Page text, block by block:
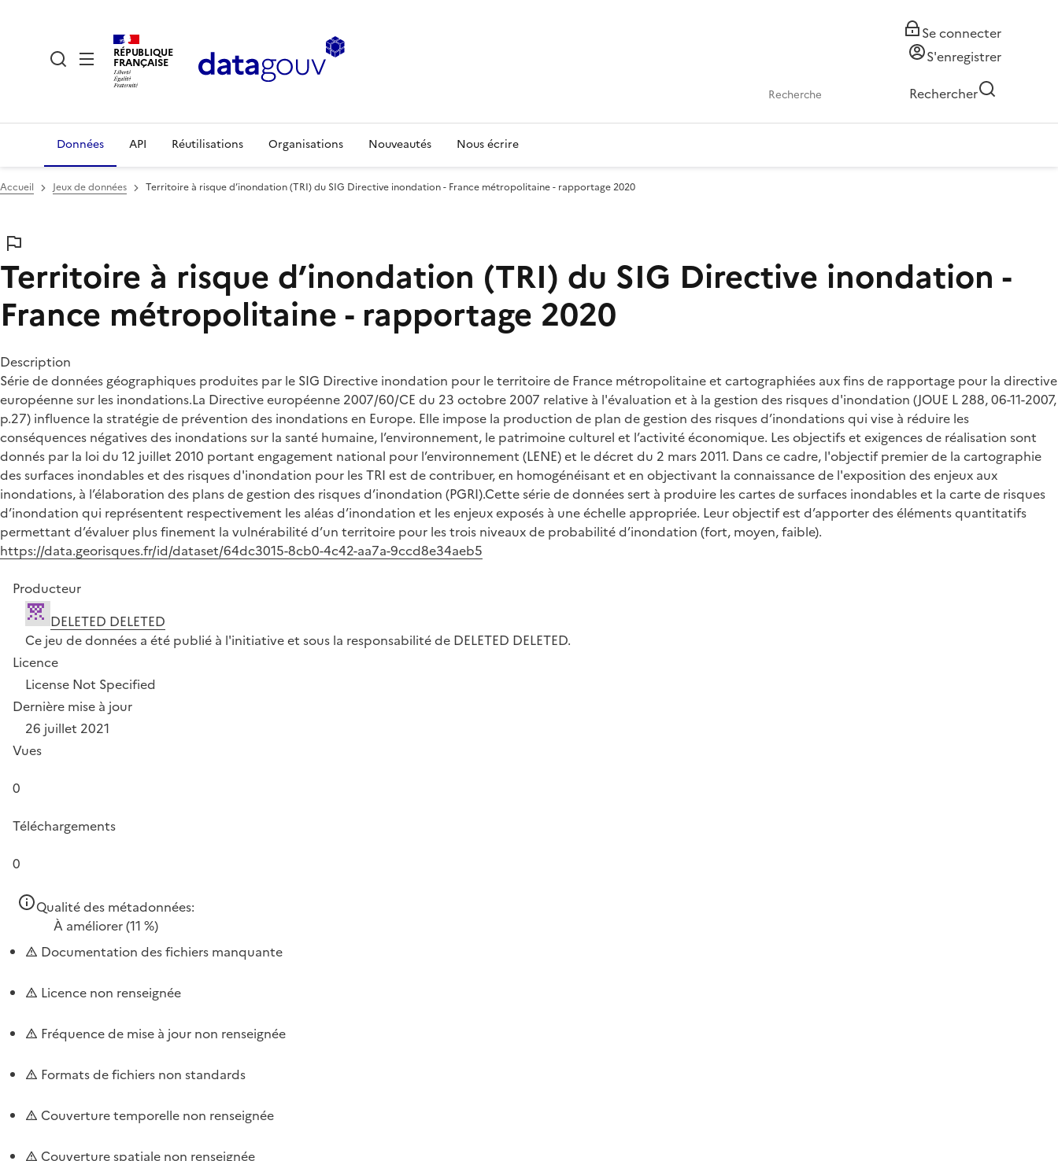
RÉPUBLIQUE
FRANÇAISE
Se connecter
S'enregistrer
Rechercher
Données API Réutilisations Organisations Nouveautés Nous écrire
Accueil Jeux de données Territoire à risque d’inondation (TRI) du SIG Directive inondation - France métropolitaine - rapportage 2020
Territoire à risque d’inondation (TRI) du SIG Directive inondation -
France métropolitaine - rapportage 2020
Description
Série de données géographiques produites par le SIG Directive inondation pour le territoire de France métropolitaine et cartographiées aux fins de rapportage pour la directive
européenne sur les inondations.La Directive européenne 2007/60/CE du 23 octobre 2007 relative à l'évaluation et à la gestion des risques d'inondation (JOUE L 288, 06-11-2007,
p.27) influence la stratégie de prévention des inondations en Europe. Elle impose la production de plan de gestion des risques d’inondations qui vise à réduire les
conséquences négatives des inondations sur la santé humaine, l’environnement, le patrimoine culturel et l’activité économique. Les objectifs et exigences de réalisation sont
donnés par la loi du 12 juillet 2010 portant engagement national pour l’environnement (LENE) et le décret du 2 mars 2011. Dans ce cadre, l'objectif premier de la cartographie
des surfaces inondables et des risques d'inondation pour les TRI est de contribuer, en homogénéisant et en objectivant la connaissance de l'exposition des enjeux aux
inondations, à l’élaboration des plans de gestion des risques d’inondation (PGRI).Cette série de données sert à produire les cartes de surfaces inondables et la carte de risques
d’inondation qui représentent respectivement les aléas d’inondation et les enjeux exposés à une échelle appropriée. Leur objectif est d’apporter des éléments quantitatifs
permettant d’évaluer plus finement la vulnérabilité d’un territoire pour les trois niveaux de probabilité d’inondation (fort, moyen, faible).
https://data.georisques.fr/id/dataset/64dc3015-8cb0-4c42-aa7a-9ccd8e34aeb5
Producteur
DELETED DELETED
Ce jeu de données a été publié à l'initiative et sous la responsabilité de DELETED DELETED.
Licence
License Not Specified
Dernière mise à jour
26 juillet 2021
Vues
0
Téléchargements
0
Qualité des métadonnées:
À améliorer(11 %)
Documentation des fichiers manquante
Licence non renseignée
Fréquence de mise à jour non renseignée
Formats de fichiers non standards
Couverture temporelle non renseignée
Couverture spatiale non renseignée